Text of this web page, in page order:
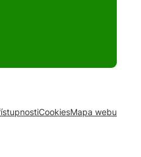
CookiesMapa webu